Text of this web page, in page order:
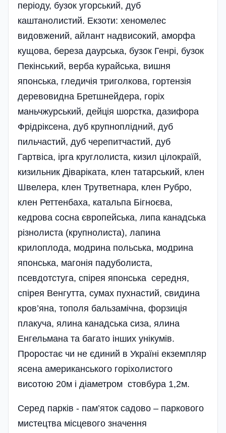
періоду, бузок угорський, дуб
каштанолистий. Екзоти: хеномелес
видовжений, айлант надвисокий, аморфа
кущова, береза даурська, бузок Генрі, бузок
Пекінський, верба курайська, вишня
японська, гледичія триголкова, гортензія
деревовидна Бретшнейдера, горіх
маньчжурський, дейція шорстка, дазифора
Фрідріксена, дуб крупноплідний, дуб
пильчастий, дуб черепитчастий, дуб
Гартвіса, ірга круглолиста, кизил цілокраїй,
кизильник Діваріката, клен татарський, клен
Швелера, клен Трутветнара, клен Рубро,
клен Реттенбаха, катальпа Бігноєва,
кедрова сосна європейська, липа канадська
різнолиста (крупнолиста), лапина
крилоплода, модрина польська, модрина
японська, магонія падуболиста,
псевдотстуга, спірея японська середня,
спірея Венгутта, сумах пухнастий, свидина
кров’яна, тополя бальзамічна, форзиція
плакуча, ялина канадська сиза, ялина
Енгельмана та багато інших унікумів.
Проростає чи не єдиний в Україні екземпляр
ясена американського горіхолистого
висотою 20м і діаметром стовбура 1,2м.
Серед парків - пам’яток садово – паркового
мистецтва місцевого значення